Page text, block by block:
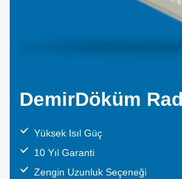
DemirDöküm
Yüksek Isıl Güç
10 Yıl Garanti
Zengin Uzunluk Seçeneği